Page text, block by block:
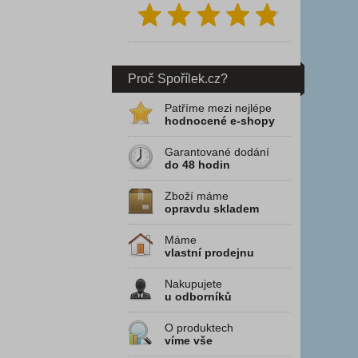
Proč Spořílek.cz?
Patříme mezi nejlépe
hodnocené e-shopy
Garantované dodání
do 48 hodin
Zboží máme
opravdu skladem
Máme
vlastní prodejnu
Nakupujete
u odborníků
O produktech
víme vše